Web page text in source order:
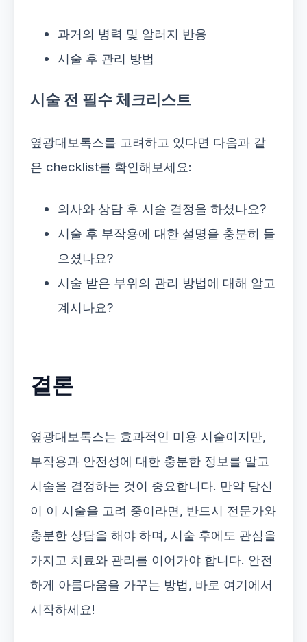
과거의 병력 및 알러지 반응
시술 후 관리 방법
시술 전 필수 체크리스트
옆광대보톡스를 고려하고 있다면 다음과 같
은 checklist를 확인해보세요:
의사와 상담 후 시술 결정을 하셨나요?
시술 후 부작용에 대한 설명을 충분히 들
으셨나요?
시술 받은 부위의 관리 방법에 대해 알고
계시나요?
결론
옆광대보톡스는 효과적인 미용 시술이지만,
부작용과 안전성에 대한 충분한 정보를 알고
시술을 결정하는 것이 중요합니다. 만약 당신
이 이 시술을 고려 중이라면, 반드시 전문가와
충분한 상담을 해야 하며, 시술 후에도 관심을
가지고 치료와 관리를 이어가야 합니다. 안전
하게 아름다움을 가꾸는 방법, 바로 여기에서
시작하세요!